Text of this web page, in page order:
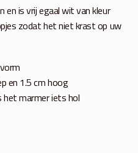
is vrij egaal wit van kleur
zodat het niet krast op uw
en 1.5 cm hoog
het marmer iets hol